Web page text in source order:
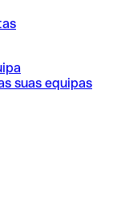
suas equipas